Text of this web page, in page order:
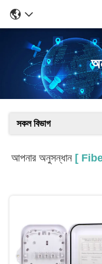
সকল বিভাগ
আপনার অনুসন্ধান [